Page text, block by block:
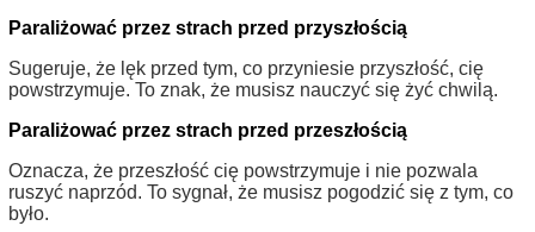
Paraliżować przez strach przed przyszłością
Sugeruje, że lęk przed tym, co przyniesie przyszłość, cię
powstrzymuje. To znak, że musisz nauczyć się żyć chwilą.
Paraliżować przez strach przed przeszłością
Oznacza, że przeszłość cię powstrzymuje i nie pozwala
ruszyć naprzód. To sygnał, że musisz pogodzić się z tym, co
było.